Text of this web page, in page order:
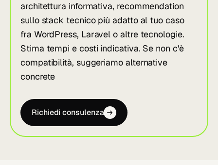
architettura informativa, recommendation
sullo stack tecnico più adatto al tuo caso
fra WordPress, Laravel o altre tecnologie.
Stima tempi e costi indicativa. Se non c'è
compatibilità, suggeriamo alternative
concrete
Richiedi consulenza